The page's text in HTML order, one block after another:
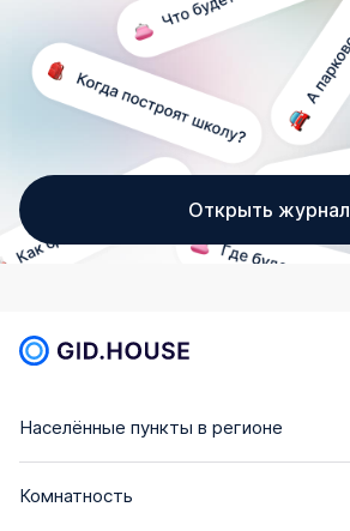
Открыть журнал
Населённые пункты в регионе
Комнатность